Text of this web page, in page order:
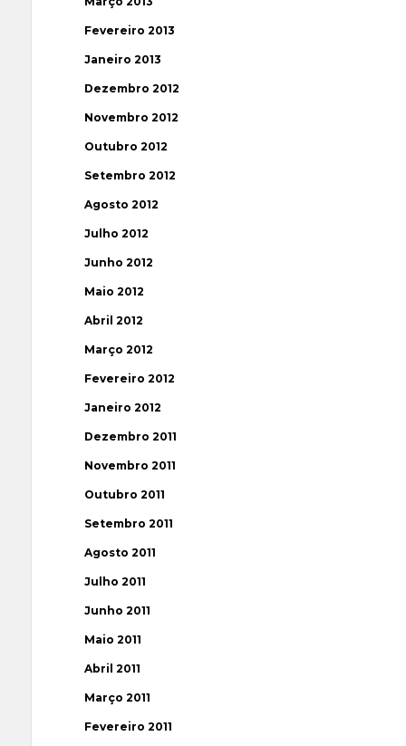
Fevereiro 2013
Janeiro 2013
Dezembro 2012
Novembro 2012
Outubro 2012
Setembro 2012
Agosto 2012
Julho 2012
Junho 2012
Maio 2012
Abril 2012
Março 2012
Fevereiro 2012
Janeiro 2012
Dezembro 2011
Novembro 2011
Outubro 2011
Setembro 2011
Agosto 2011
Julho 2011
Junho 2011
Maio 2011
Abril 2011
Março 2011
Fevereiro 2011